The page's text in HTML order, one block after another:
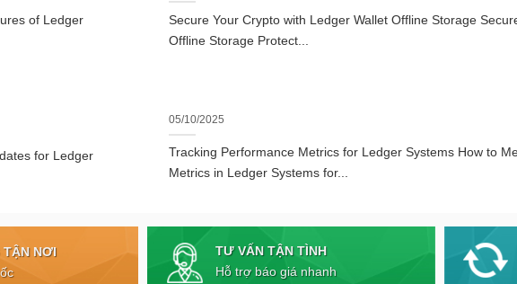
of Ledger
Secure Your Crypto with Ledger Wallet Offline Storage
Offline Storage Protect...
for Ledger
05/10/2025
Tracking Performance Metrics for Ledger Systems How to
Metrics in Ledger Systems for...
TẬN NƠI
TƯ VẤN TẬN TÌNH
Hỗ trợ báo giá nhanh